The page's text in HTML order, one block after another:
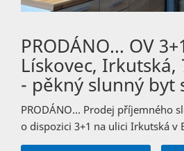
PRODÁNO… OV
Lískovec, Irkutská,
- pěkný slunný byt
PRODÁNO… Prodej příjemného
o dispozici 3+1 na ulici Irkutská v